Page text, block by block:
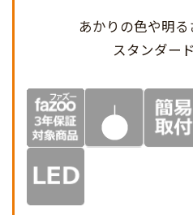
あかりの色や明る
スタンダー